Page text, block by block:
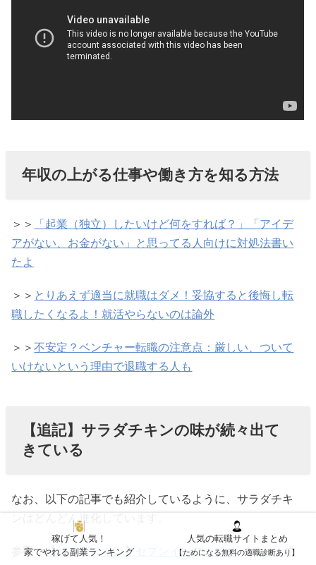
年収の上がる仕事や働き方を知る方法
＞＞
「起業（独立）したいけど何をすれば？」「アイデ
アがない、お金がない」と思ってる人向けに対処法書い
たよ
＞＞ とりあえず適当に就職はダメ！妥協すると後悔し転
職したくなるよ！就活やらないのは論外
＞＞不安定？ベンチャー転職の注意点：厳しい、ついて
いけないという理由で退職する人も
【追記】サラダチキンの味が続々出て
きている
なお、以下の記事でも紹介しているように、サラダチキ
ンはどんどん進化しています。
参照：【サラダチキン】セブンイレブンで ダイエット中
稼げて人気！
家でやれる副業ランキング
人気の転職サイトまとめ
【ためになる無料の適職診断あり】